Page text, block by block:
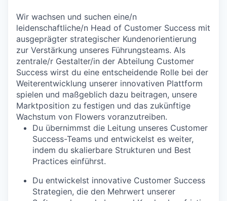
Wir wachsen und suchen eine/n
leidenschaftliche/n Head of Customer Success mit
ausgeprägter strategischer Kundenorientierung
zur Verstärkung unseres Führungsteams. Als
zentrale/r Gestalter/in der Abteilung Customer
Success wirst du eine entscheidende Rolle bei der
Weiterentwicklung unserer innovativen Plattform
spielen und maßgeblich dazu beitragen, unsere
Marktposition zu festigen und das zukünftige
Wachstum von Flowers voranzutreiben.
Du übernimmst die Leitung unseres Customer
Success-Teams und entwickelst es weiter,
indem du skalierbare Strukturen und Best
Practices einführst.
Du entwickelst innovative Customer Success
Strategien, die den Mehrwert unserer